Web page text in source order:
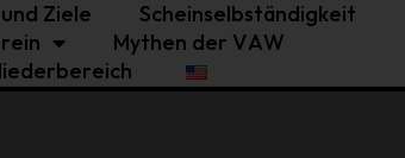
Ziele
Scheinselbständigkeit
Mythen der VAW